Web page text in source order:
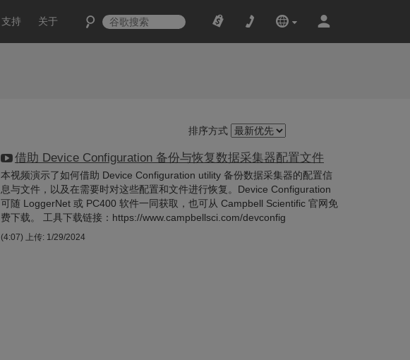
支持 关于
排序方式
借助 Device Configuration 备份与恢复数据采集器配置文件
本视频演示了如何借助 Device Configuration utility 备份数据采集器的配置信
息与文件，以及在需要时对这些配置和文件进行恢复。Device Configuration
可随 LoggerNet 或 PC400 软件一同获取，也可从 Campbell Scientific 官网免
费下载。 工具下载链接：https://www.campbellsci.com/devconfig
(4:07) 上传: 1/29/2024